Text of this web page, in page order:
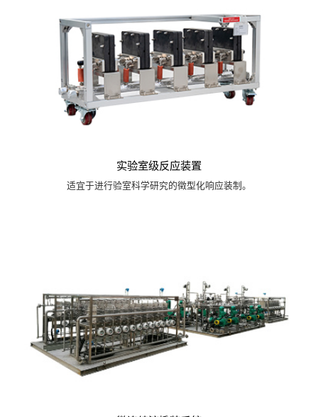
实验室级反应装置
适宜于进行验室科学研究的徵型化响应装制。